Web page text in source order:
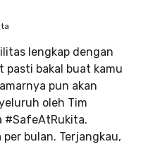
lengkap dengan
pasti bakal buat kamu
pun akan
oleh Tim
#SafeAtRukita.
bulan. Terjangkau,